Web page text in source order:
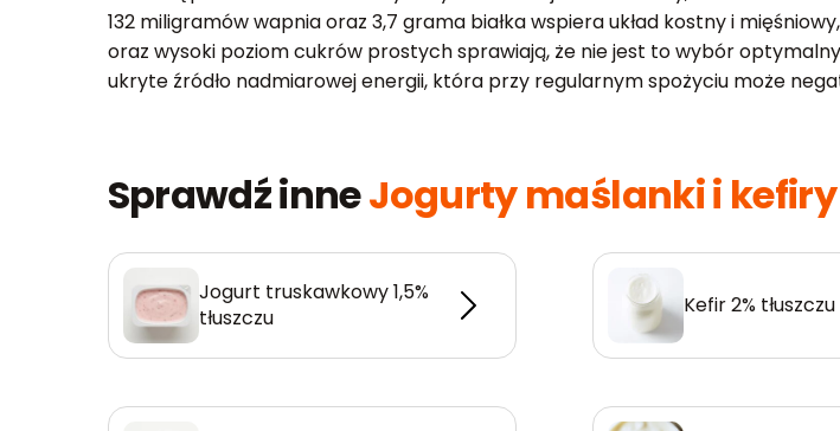
132 miligramów wapnia oraz 3,7 grama białka wspiera układ kostny i
oraz wysoki poziom cukrów prostych sprawiają, że nie jest to wybór
ukryte źródło nadmiarowej energii, która przy regularnym spożyciu może
Sprawdź inneJogurty maślanki i kefiry
Jogurt truskawkowy 1,5%
tłuszczu
Kefir 2% tłuszczu